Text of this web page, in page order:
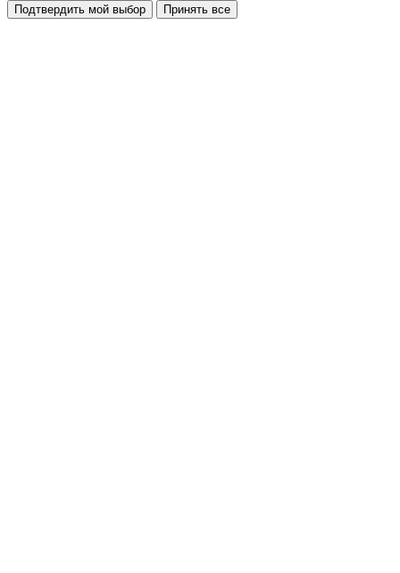
Подтвердить мой выбор Принять все